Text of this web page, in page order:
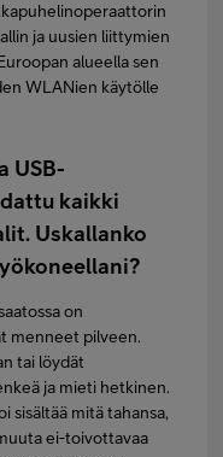
ja uusien liittymien
alueella sen
WLANien käytölle
USB-
kaikki
Uskallanko
on
menneet pilveen.
tai löydät
ja mieti hetkinen.
sisältää mitä tahansa,
ei-toivottavaa